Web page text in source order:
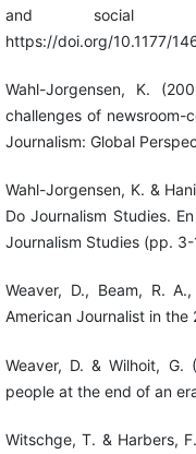
and social
https://doi.org/10.1177/
Wahl-Jorgensen, K.
challenges of newsroom-
Journalism: Global
Wahl-Jorgensen, K. &
Do Journalism Studies.
Journalism Studies (pp.
Weaver, D., Beam, R.
American Journalist in the
Weaver, D. & Wilhoit,
people at the end of an
Witschge, T. & Harbers,